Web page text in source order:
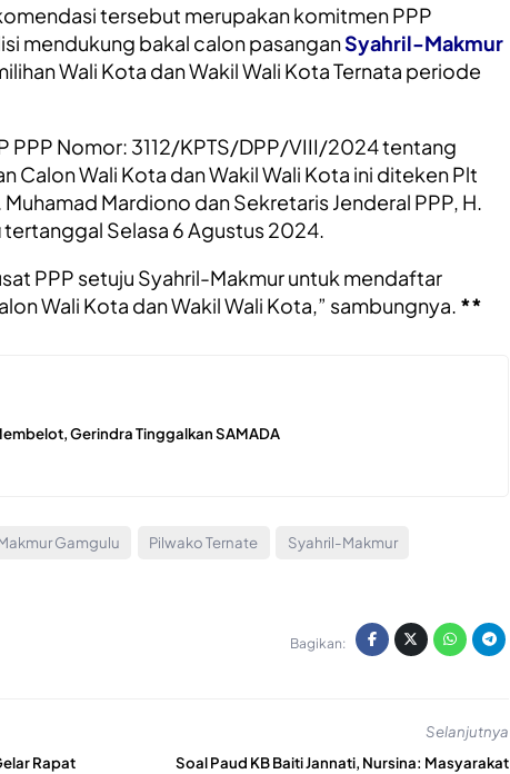
tersebut merupakan komitmen PPP
mendukung bakal calon pasanganSyahril-Makmur
Wali Kota dan Wakil Wali Kota Ternata periode
PPP Nomor: 3112/KPTS/DPP/VIII/2024 tentang
Calon Wali Kota dan Wakil Wali Kota ini diteken Plt
Muhamad Mardiono dan Sekretaris Jenderal PPP, H.
tertanggal Selasa 6 Agustus 2024.
PPP setuju Syahril-Makmur untuk mendaftar
Wali Kota dan Wakil Wali Kota,” sambungnya. **
Gerindra Tinggalkan SAMADA
Gamgulu Pilwako Ternate Syahril-Makmur
Bagikan:
Rapat
Selanjutnya
Soal Paud KB Baiti Jannati, Nursina: Masyarakat